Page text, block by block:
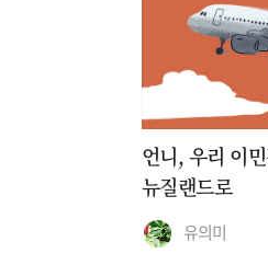
언니, 우리 이
뉴질랜드로
유의미